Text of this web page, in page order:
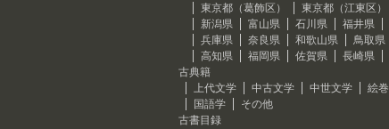
東京都（葛飾区）
東京都（江東区）
新潟県
富山県 石川県 福井県
兵庫県
奈良県 和歌山県 鳥取県
高知県
福岡県 佐賀県 長崎県
古典籍
上代文学
中古文学 中世文学 絵巻
国語学
その他
古書目録